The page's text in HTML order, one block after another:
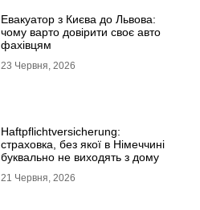
Евакуатор з Києва до Львова:
чому варто довірити своє авто
фахівцям
23 Червня, 2026
Haftpflichtversicherung:
страховка, без якої в Німеччині
буквально не виходять з дому
21 Червня, 2026